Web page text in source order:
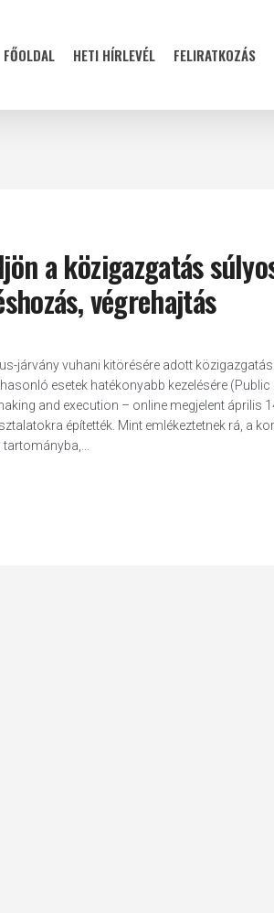
FŐOLDAL HETI HÍRLEVÉL FELIRATKOZÁS
a közigazgatás
végrehajtás
járvány vuhani kitörésére adott
esetek hatékonyabb kezelésére
and execution – online megjelent április
építették. Mint emlékeztetnek rá, a